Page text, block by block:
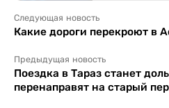
Следующая новость
Какие дороги перекроют в
Предыдущая новость
Поездка в Тараз станет
перенаправят на старый